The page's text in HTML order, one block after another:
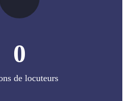
0
de locuteurs